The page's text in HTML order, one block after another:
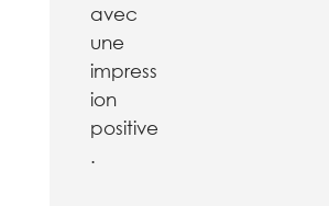
avec
une
impress
ion
positive
.